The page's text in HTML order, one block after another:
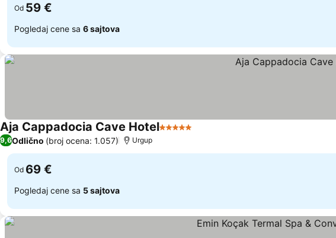
Od 59 €
Pogledaj cene sa 6 sajtova
Aja Cappadocia Cave Hotel5 Zvezdice
9,6Odlično (broj ocena: 1.057) Urgup
Od 69 €
Pogledaj cene sa 5 sajtova